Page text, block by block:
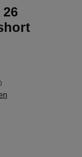
zurzeit nicht verfügbar.)